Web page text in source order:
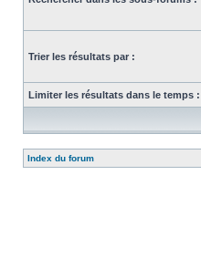
Trier les résultats par :
Limiter les résultats dans le temps :
Index du forum